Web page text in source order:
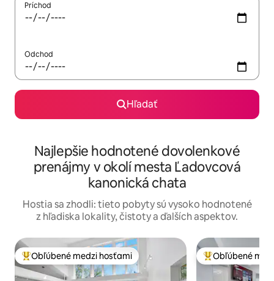
Príchod
Odchod
Hľadať
Najlepšie hodnotené dovolenkové
prenájmy v okolí mesta Ľadovcová
kanonická chata
Hostia sa zhodli: tieto pobyty sú vysoko hodnotené
z hľadiska lokality, čistoty a ďalších aspektov.
Najobľúbenejšie medzi hosťami
Obľúbené medzi hosťami Najobľúbenejšie
Obľúbené